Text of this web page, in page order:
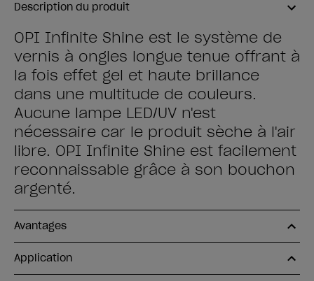
Description du produit
OPI Infinite Shine est le système de
vernis à ongles longue tenue offrant à
la fois effet gel et haute brillance
dans une multitude de couleurs.
Aucune lampe LED/UV n'est
nécessaire car le produit sèche à l'air
libre. OPI Infinite Shine est facilement
reconnaissable grâce à son bouchon
argenté.
Avantages
Application